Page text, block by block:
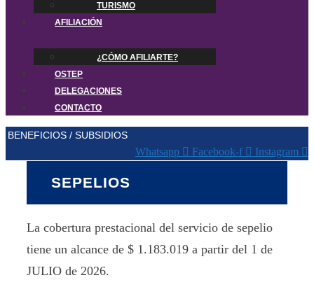
TURISMO
AFILIACIÓN
¿CÓMO AFILIARTE?
OSTEP
DELEGACIONES
CONTACTO
BENEFICIOS / SUBSIDIOS
Whatsapp Facebook-f Instagram
SEPELIOS
La cobertura prestacional del servicio de sepelio
tiene un alcance de $ 1.183.019 a partir del 1 de
JULIO de 2026.